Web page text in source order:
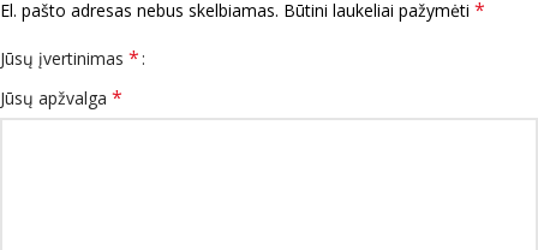
El. pašto adresas nebus skelbiamas. Būtini laukeliai pažymėti *
Jūsų įvertinimas *
Jūsų apžvalga *